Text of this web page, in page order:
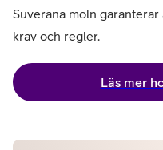
Suveräna moln
krav och regler.
Läs mer